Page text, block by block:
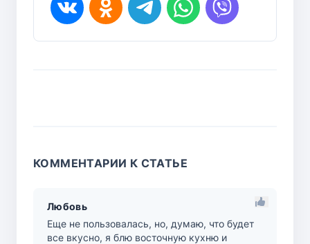
КОММЕНТАРИИ К СТАТЬЕ
Любовь
Еще не пользовалась, но, думаю, что будет
все вкусно, я блю восточную кухню и